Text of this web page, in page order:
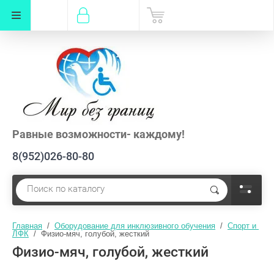
Равные возможности- каждому!
8(952)026-80-80
Главная
  /
Оборудование для инклюзивного обучения
  /
Спорт и
ЛФК
  /  Физио-мяч, голубой, жесткий
Физио-мяч, голубой, жесткий